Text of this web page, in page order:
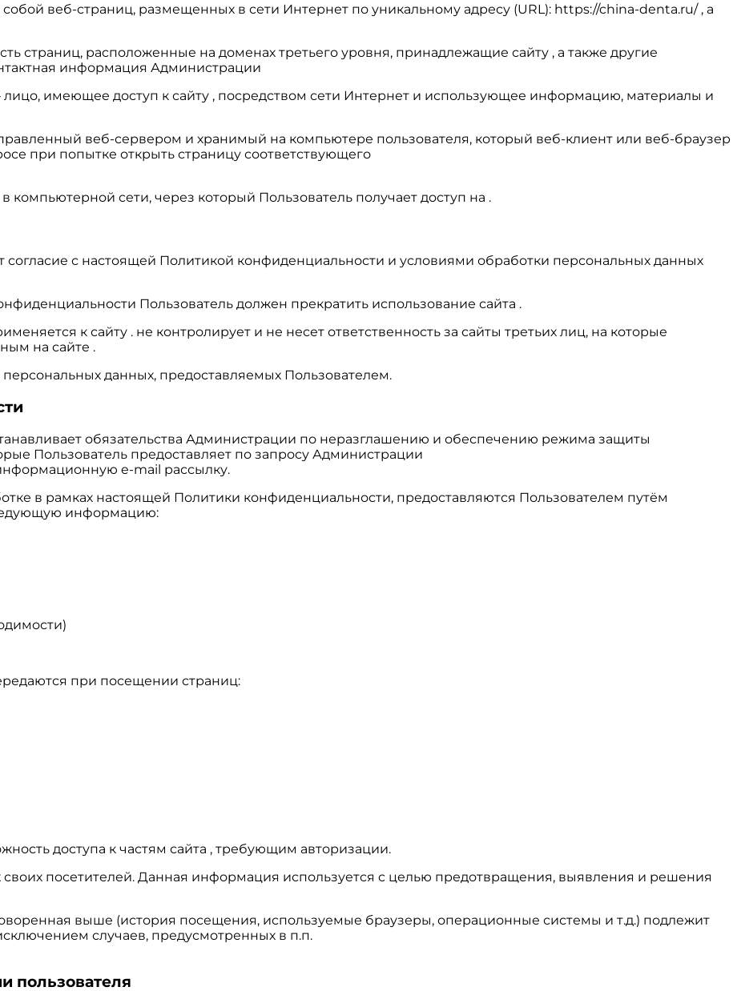
собой веб-страниц, размещенных в сети Интернет по уникальному адресу (URL): https://china-denta.ru/ , а
страниц, расположенные на доменах третьего уровня, принадлежащие сайту , а также другие
информация Администрации
– лицо, имеющее доступ к сайту , посредством сети Интернет и использующее информацию, материалы и
веб-сервером и хранимый на компьютере пользователя, который веб-клиент или веб-браузер
при попытке открыть страницу соответствующего
компьютерной сети, через который Пользователь получает доступ на .
согласие с настоящей Политикой конфиденциальности и условиями обработки персональных данных
Пользователь должен прекратить использование сайта .
к сайту . не контролирует и не несет ответственность за сайты третьих лиц, на которые
на сайте .
данных, предоставляемых Пользователем.
обязательства Администрации по неразглашению и обеспечению режима защиты
Пользователь предоставляет по запросу Администрации
e-mail рассылку.
в рамках настоящей Политики конфиденциальности, предоставляются Пользователем путём
информацию:
при посещении страниц:
доступа к частям сайта , требующим авторизации.
своих посетителей. Данная информация используется с целью предотвращения, выявления и решения
выше (история посещения, используемые браузеры, операционные системы и т.д.) подлежит
случаев, предусмотренных в п.п.
пользователя